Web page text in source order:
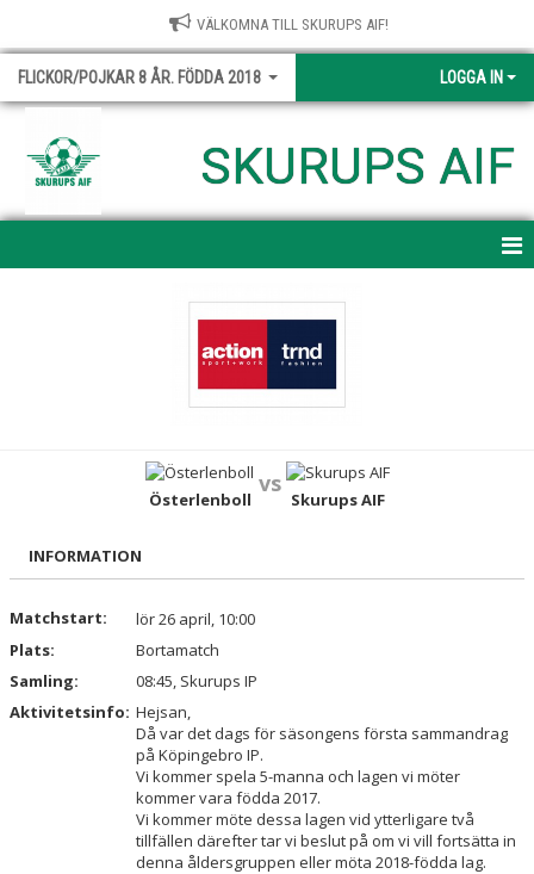
VÄLKOMNA TILL SKURUPS AIF!
FLICKOR/POJKAR 8 ÅR. FÖDDA 2018 LOGGA IN
SKURUPS AIF
BILDGALLERI
KONTAKT
Österlenboll
vs
Skurups AIF
INFORMATION
Matchstart:
lör 26 april, 10:00
Plats:
Bortamatch
Samling:
08:45, Skurups IP
Aktivitetsinfo: Hejsan,
Då var det dags för säsongens första sammandrag
på Köpingebro IP.
Vi kommer spela 5-manna och lagen vi möter
kommer vara födda 2017.
Vi kommer möte dessa lagen vid ytterligare två
tillfällen därefter tar vi beslut på om vi vill fortsätta in
denna åldersgruppen eller möta 2018-födda lag.